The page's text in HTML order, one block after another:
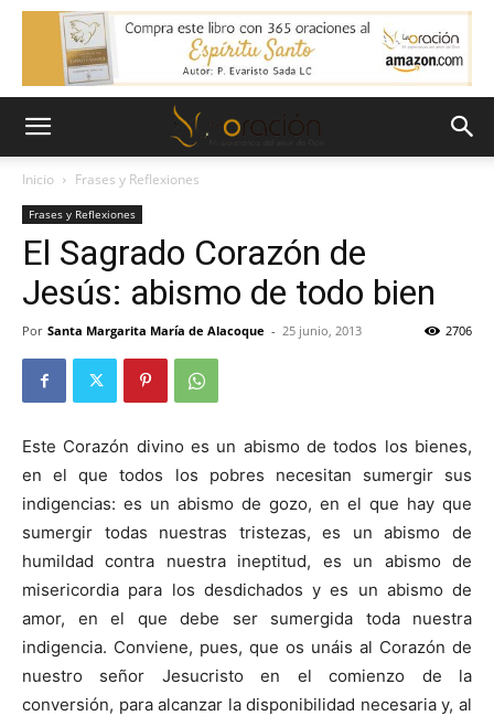
Inicio Frases y Reflexiones
Frases y Reflexiones
El Sagrado Corazón de
Jesús: abismo de todo bien
Por Santa Margarita María de Alacoque - 25 junio, 2013 2706
Este Corazón divino es un abismo de todos los bienes,
en el que todos los pobres necesitan sumergir sus
indigencias: es un abismo de gozo, en el que hay que
sumergir todas nuestras tristezas, es un abismo de
humildad contra nuestra ineptitud, es un abismo de
misericordia para los desdichados y es un abismo de
amor, en el que debe ser sumergida toda nuestra
indigencia. Conviene, pues, que os unáis al Corazón de
nuestro señor Jesucristo en el comienzo de la
conversión, para alcanzar la disponibilidad necesaria y, al